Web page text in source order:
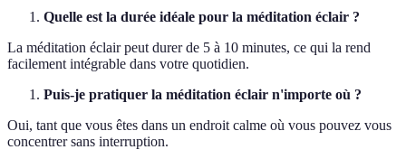
Quelle est la durée idéale pour la méditation éclair ?
La méditation éclair peut durer de 5 à 10 minutes, ce qui la rend
facilement intégrable dans votre quotidien.
Puis-je pratiquer la méditation éclair n'importe où ?
Oui, tant que vous êtes dans un endroit calme où vous pouvez vous
concentrer sans interruption.